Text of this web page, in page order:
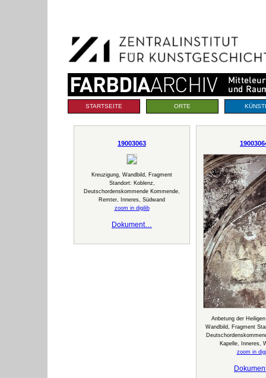
Navigation
Sektionen
STARTSEITE ORTE
19003063
Kreuzigung, Wandbild, Fragment
Standort: Koblenz,
Deutschordenskommende Kommende,
Remter, Inneres, Südwand
zoom in digilib
Dokument…
Anbetung der
Wandbild, Fragment
Kapelle, Inneres,
zoom in